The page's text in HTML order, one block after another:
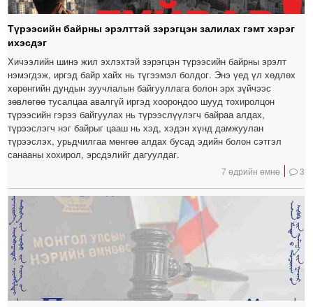
Түрээсийн байрны эрэлттэй зэрэгцэн залилах гэмт хэрэг
ихэсдэг
Хичээлийн шинэ жил эхлэхтэй зэрэгцэн түрээсийн байрны эрэлт
нэмэгдэж, иргэд байр хайх нь түгээмэл болдог. Энэ үед үл хөдлөх
хөрөнгийн дундын зуучлалын байгууллага болон эрх зүйчээс
зөвлөгөө тусалцаа авалгүй иргэд хоорондоо шууд тохиролцон
түрээсийн гэрээ байгуулах нь түрээслүүлэгч байраа алдах,
түрээслэгч нэг байрыг цааш нь хэд, хэдэн хүнд дамжуулан
түрээслэх, урьдчилгаа мөнгөө алдах бусад эдийн болон сэтгэл
санааны хохирол, эрсдэлийг дагуулдаг.
7 өдрийн өмнө 3